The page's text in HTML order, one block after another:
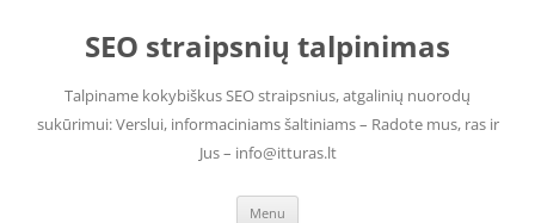
contentSEO straipsnių talpinimas
Talpiname kokybiškus SEO straipsnius, atgalinių nuorodų
sukūrimui: Verslui, informaciniams šaltiniams – Radote mus, ras ir
Jus – info@itturas.lt
Menu